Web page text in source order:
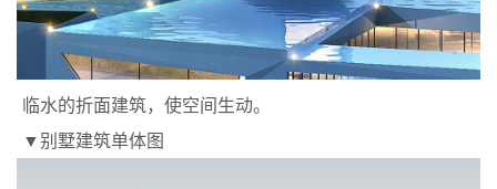
临水的折面建筑，使空间生动。
▼别墅建筑单体图